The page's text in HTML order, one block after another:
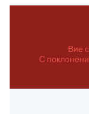
Вие
С